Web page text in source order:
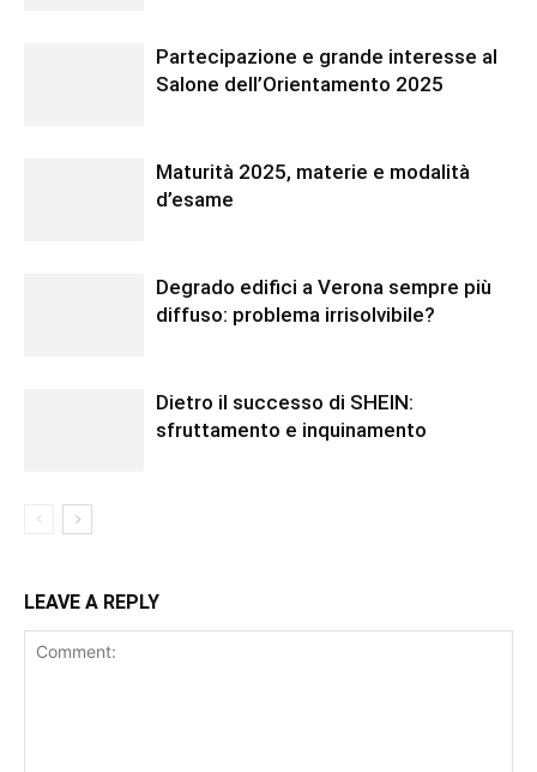
Partecipazione e grande interesse al
Salone dell’Orientamento 2025
Maturità 2025, materie e modalità
d’esame
Degrado edifici a Verona sempre più
diffuso: problema irrisolvibile?
Dietro il successo di SHEIN:
sfruttamento e inquinamento
LEAVE A REPLY